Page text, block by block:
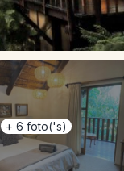
+ 6 foto('s)